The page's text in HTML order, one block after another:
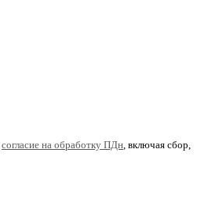
согласие на обработку ПДн, включая сбор,